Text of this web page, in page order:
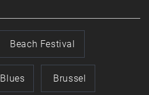
Beach Festival
Blues Brussel